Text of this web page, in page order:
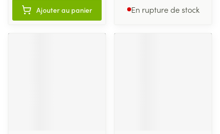
Ajouter au panier En rupture de stock